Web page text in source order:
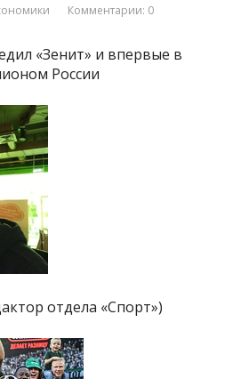
Комментарии: 0
«Зенит» и впервые в
России
отдела «Спорт»)